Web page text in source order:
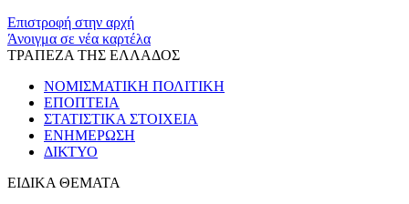
Επιστροφή στην αρχή
Άνοιγμα σε νέα καρτέλα
ΤΡΑΠΕΖΑ ΤΗΣ ΕΛΛΑΔΟΣ
ΝΟΜΙΣΜΑΤΙΚΗ ΠΟΛΙΤΙΚΗ
ΕΠΟΠΤΕΙΑ
ΣΤΑΤΙΣΤΙΚΑ ΣΤΟΙΧΕΙΑ
ΕΝΗΜΕΡΩΣΗ
ΔΙΚΤΥΟ
ΕΙΔΙΚΑ ΘΕΜΑΤΑ